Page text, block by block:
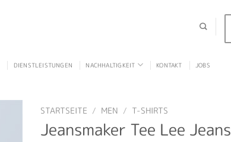
DIENSTLEISTUNGEN NACHHALTIGKEIT KONTAKT JOBS
STARTSEITE / MEN / T-SHIRTS
Jeansmaker Tee Lee Jeans